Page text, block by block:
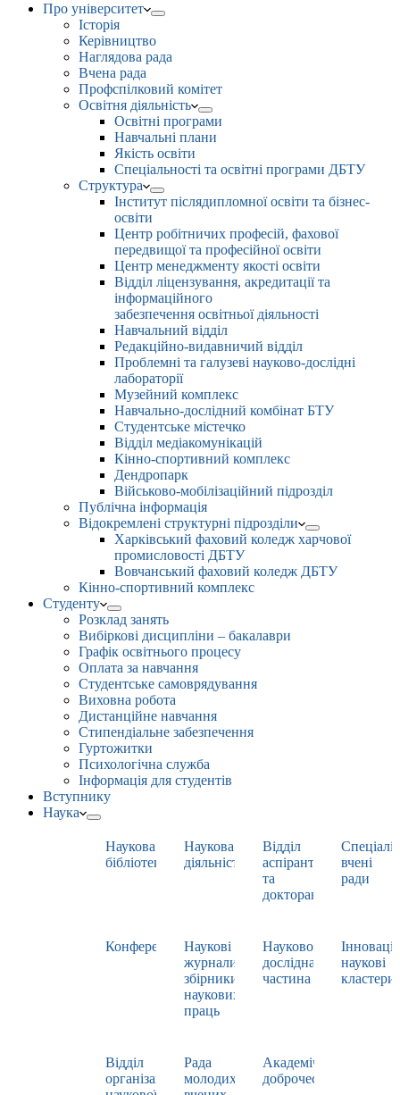
Про університет
Історія
Керівництво
Наглядова рада
Вчена рада
Профспілковий комітет
Освітня діяльність
Освітні програми
Навчальні плани
Якість освіти
Спеціальності та освітні програми ДБТУ
Структура
Інститут післядипломної освіти та бізнес-
освіти
Центр робітничих професій, фахової
передвищої та професійної освіти
Центр менеджменту якості освіти
Відділ ліцензування, акредитації та
інформаційного
забезпечення освітньої діяльності
Навчальний відділ
Редакційно-видавничий відділ
Проблемні та галузеві науково-дослідні
лабораторії
Музейний комплекс
Навчально-дослідний комбінат БТУ
Студентське містечко
Відділ медіакомунікацій
Кінно-спортивний комплекс
Дендропарк
Військово-мобілізаційний підрозділ
Публічна інформація
Відокремлені структурні підрозділи
Харківський фаховий коледж харчової
промисловості ДБТУ
Вовчанський фаховий коледж ДБТУ
Кінно-спортивний комплекс
Студенту
Розклад занять
Вибіркові дисципліни – бакалаври
Графік освітнього процесу
Оплата за навчання
Студентське самоврядування
Виховна робота
Дистанційне навчання
Стипендіальне забезпечення
Гуртожитки
Психологічна служба
Інформація для студентів
Вступнику
Наука
Наукова
бібліотека
Наукова
діяльність
Відділ
аспірантури
та
докторантури
вчені
ради
Конференції
Наукові
журнали,
збірники
наукових
праць
Науково-
дослідна
частина
наукові
кластери
Відділ
організації
Рада
молодих
Академічна
доброчесність